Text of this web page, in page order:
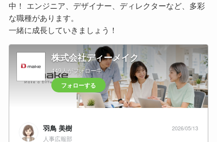
中！ エンジニア、デザイナー、ディレクターなど、多彩
な職種があります。
一緒に成長していきましょう！